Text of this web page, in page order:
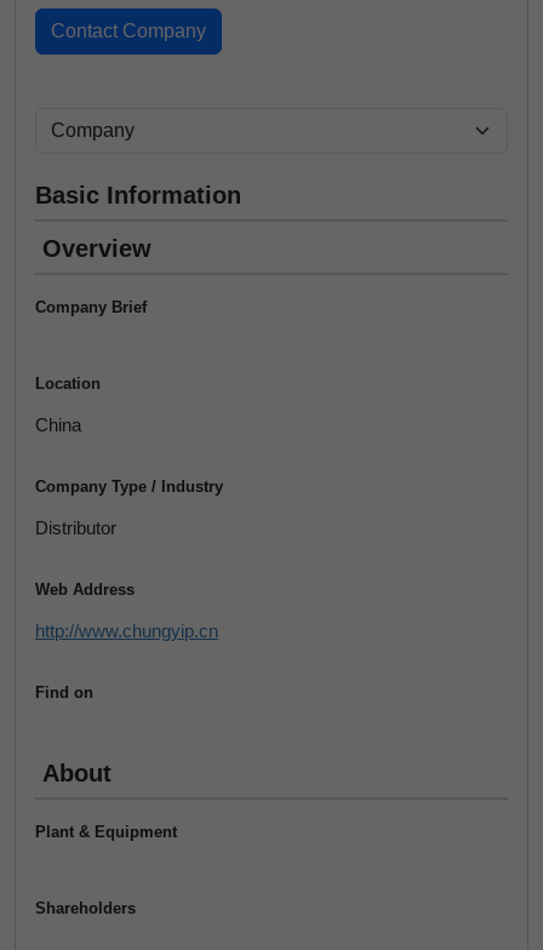
Basic Information
Overview
Company Brief
Location
China
Company Type / Industry
Distributor
Web Address
http://www.chungyip.cn
Find on
About
Plant & Equipment
Shareholders